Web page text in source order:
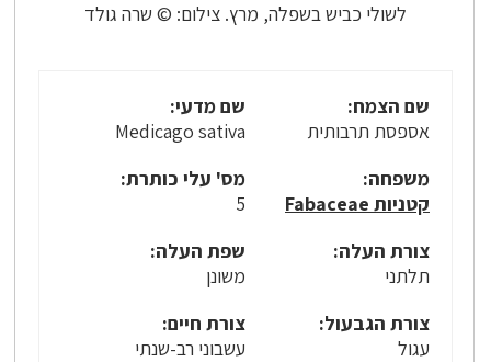
לשולי כביש בשפלה, מרץ. צילום: © שרה גולד
שם הצמח:
אספסת תרבותית
שם מדעי:
Medicago sativa
משפחה:
קטניות Fabaceae
מס' עלי כותרת:
5
צורת העלה:
תלתני
שפת העלה:
משונן
צורת הגבעול:
עגול
צורת חיים:
עשבוני רב-שנתי